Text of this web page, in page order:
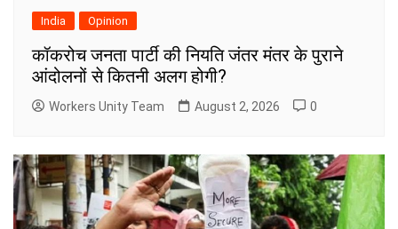
India Opinion
कॉकरोच जनता पार्टी की नियति जंतर मंतर के पुराने
आंदोलनों से कितनी अलग होगी?
Workers Unity Team August 2, 2026 0